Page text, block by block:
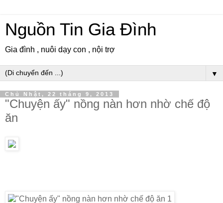
Nguồn Tin Gia Đình
Gia đình , nuôi dạy con , nội trợ
▼
Chủ Nhật, 22 tháng 9, 2013
"Chuyện ấy" nồng nàn hơn nhờ chế độ
ăn